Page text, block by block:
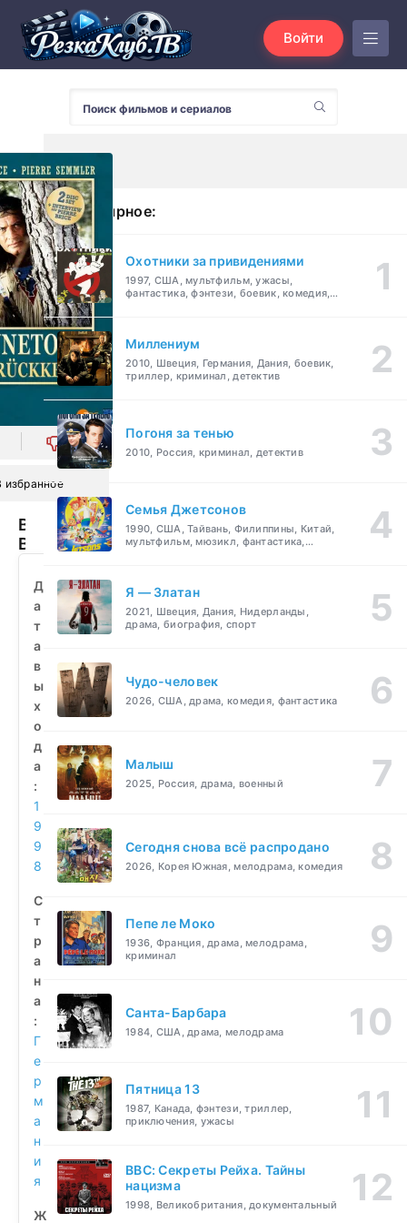
Войти
0
избранное
Возвращение
Виннету
смотреть
бесплатно
Д
а
т
а
в
ы
х
о
д
а
:
1
9
9
8
С
т
р
а
н
а
:
Г
е
р
м
а
н
и
я
Ж
Популярное:
Охотники за привидениями
1997, США, мультфильм, ужасы,
фантастика, фэнтези, боевик, комедия,
Миллениум
2010, Швеция, Германия, Дания, боевик,
триллер, криминал, детектив
Погоня за тенью
2010, Россия, криминал, детектив
Семья Джетсонов
1990, США, Тайвань, Филиппины, Китай,
мультфильм, мюзикл, фантастика,
Я — Златан
2021, Швеция, Дания, Нидерланды,
драма, биография, спорт
Чудо-человек
2026, США, драма, комедия, фантастика
Малыш
2025, Россия, драма, военный
Сегодня снова всё распродано
2026, Корея Южная, мелодрама, комедия
Пепе ле Моко
1936, Франция, драма, мелодрама,
криминал
Санта-Барбара
1984, США, драма, мелодрама
Пятница 13
1987, Канада, фэнтези, триллер,
приключения, ужасы
BBC: Секреты Рейха. Тайны
нацизма
1998, Великобритания, документальный